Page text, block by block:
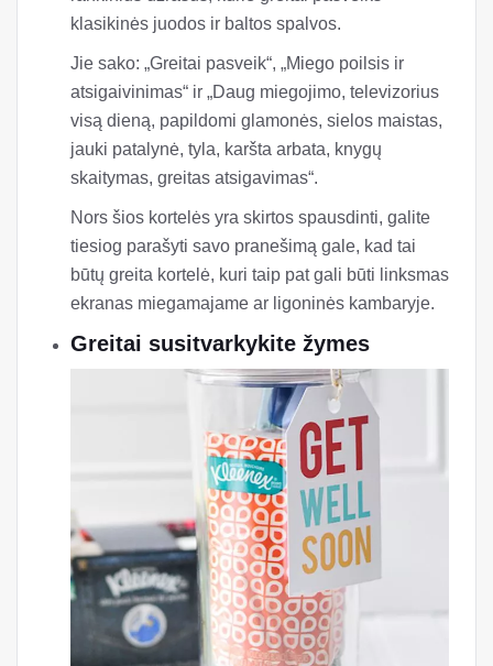
klasikinės juodos ir baltos spalvos.
Jie sako: „Greitai pasveik“, „Miego poilsis ir
atsigaivinimas“ ir „Daug miegojimo, televizorius
visą dieną, papildomi glamonės, sielos maistas,
jauki patalynė, tyla, karšta arbata, knygų
skaitymas, greitas atsigavimas“.
Nors šios kortelės yra skirtos spausdinti, galite
tiesiog parašyti savo pranešimą gale, kad tai
būtų greita kortelė, kuri taip pat gali būti linksmas
ekranas miegamajame ar ligoninės kambaryje.
Greitai susitvarkykite žymes